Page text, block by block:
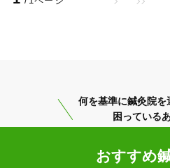
何を基準に鍼灸院を
困っている
おすすめ